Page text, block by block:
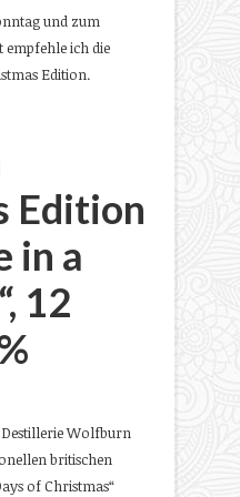
und zum
empfehle ich die
Edition.
Edition
in a
12
Wolfburn
britischen
of Christmas“